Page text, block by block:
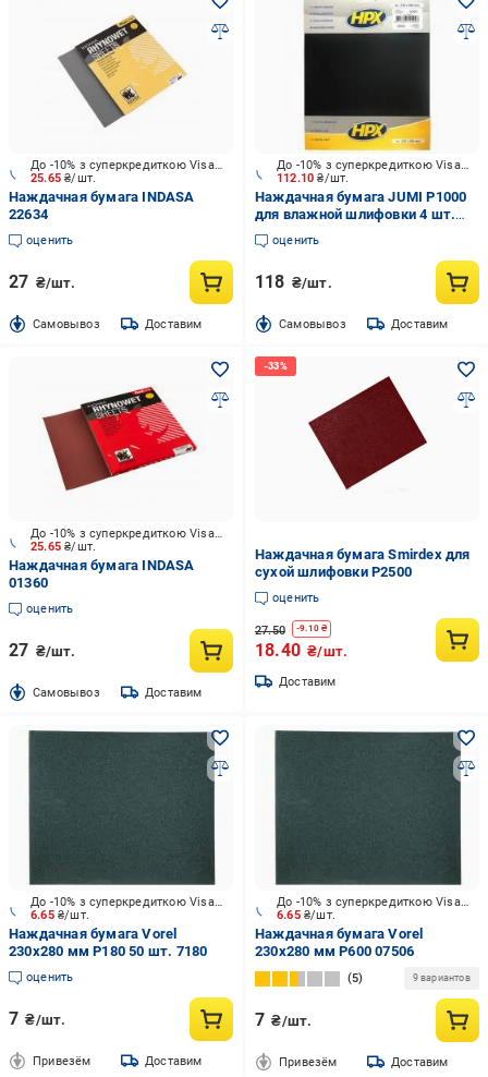
25.65₴/шт.
До -10% з суперкредиткою Visa Вигода
Наждачная бумага INDASA
22634
оценить
27 ₴/шт.
Cамовывоз Доставим
112.10₴/шт.
До -10% з суперкредиткою Visa Вигода
Наждачная бумага JUMI P1000
для влажной шлифовки 4 шт.
235935
оценить
118 ₴/шт.
Cамовывоз Доставим
25.65₴/шт.
До -10% з суперкредиткою Visa Вигода
Наждачная бумага INDASA
01360
оценить
27 ₴/шт.
Cамовывоз Доставим
Наждачная бумага Smirdex для
сухой шлифовки P2500
оценить
27.50 -9.10₴
18.40 ₴/шт.
Доставим
6.65 ₴/шт.
До -10% з суперкредиткою Visa Вигода
Наждачная бумага Vorel
230x280 мм P180 50 шт. 7180
оценить
7 ₴/шт.
Привезём Доставим
6.65 ₴/шт.
До -10% з суперкредиткою Visa Вигода
Наждачная бумага Vorel
230x280 мм P600 07506
5 9 вариантов
7 ₴/шт.
Привезём Доставим